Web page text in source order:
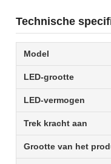
Technische
Model
LED-grootte
LED-vermogen
Trek kracht aan
Grootte van het